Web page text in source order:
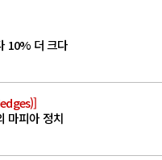
10% 더 크다
마피아 정치